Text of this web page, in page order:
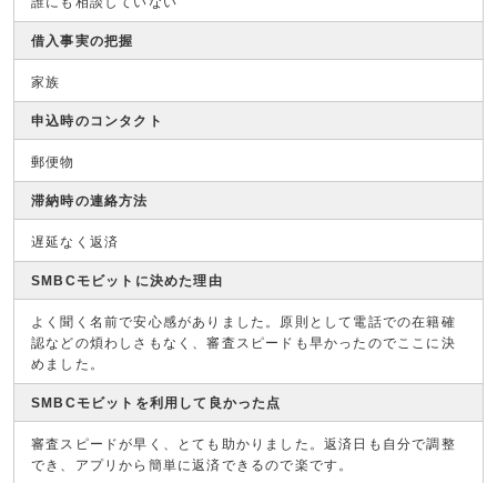
借入事実の把握
家族
申込時のコンタクト
郵便物
滞納時の連絡方法
遅延なく返済
SMBCモビットに決めた理由
よく聞く名前で安心感がありました。原則として電話での在籍確
認などの煩わしさもなく、審査スピードも早かったのでここに決
めました。
SMBCモビットを利用して良かった点
審査スピードが早く、とても助かりました。返済日も自分で調整
でき、アプリから簡単に返済できるので楽です。